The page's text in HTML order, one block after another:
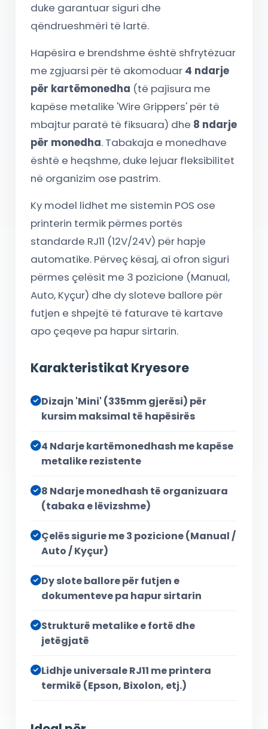
duke garantuar siguri dhe
qëndrueshmëri të lartë.
Hapësira e brendshme është shfrytëzuar
me zgjuarsi për të akomoduar 4 ndarje
për kartëmonedha (të pajisura me
kapëse metalike 'Wire Grippers' për të
mbajtur paratë të fiksuara) dhe 8 ndarje
për monedha. Tabakaja e monedhave
është e heqshme, duke lejuar fleksibilitet
në organizim ose pastrim.
Ky model lidhet me sistemin POS ose
printerin termik përmes portës
standarde RJ11 (12V/24V) për hapje
automatike. Përveç kësaj, ai ofron siguri
përmes çelësit me 3 pozicione (Manual,
Auto, Kyçur) dhe dy sloteve ballore për
futjen e shpejtë të faturave të kartave
apo çeqeve pa hapur sirtarin.
Karakteristikat Kryesore
Dizajn 'Mini' (335mm gjerësi) për
kursim maksimal të hapësirës
4 Ndarje kartëmonedhash me kapëse
metalike rezistente
8 Ndarje monedhash të organizuara
(tabaka e lëvizshme)
Çelës sigurie me 3 pozicione (Manual /
Auto / Kyçur)
Dy slote ballore për futjen e
dokumenteve pa hapur sirtarin
Strukturë metalike e fortë dhe
jetëgjatë
Lidhje universale RJ11 me printera
termikë (Epson, Bixolon, etj.)